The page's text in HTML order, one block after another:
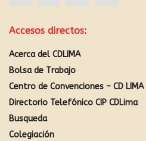
Accesos directos:
Acerca del CDLIMA
Bolsa de Trabajo
Centro de Convenciones – CD LIMA
Directorio Telefónico CIP CDLima
Busqueda
Colegiación